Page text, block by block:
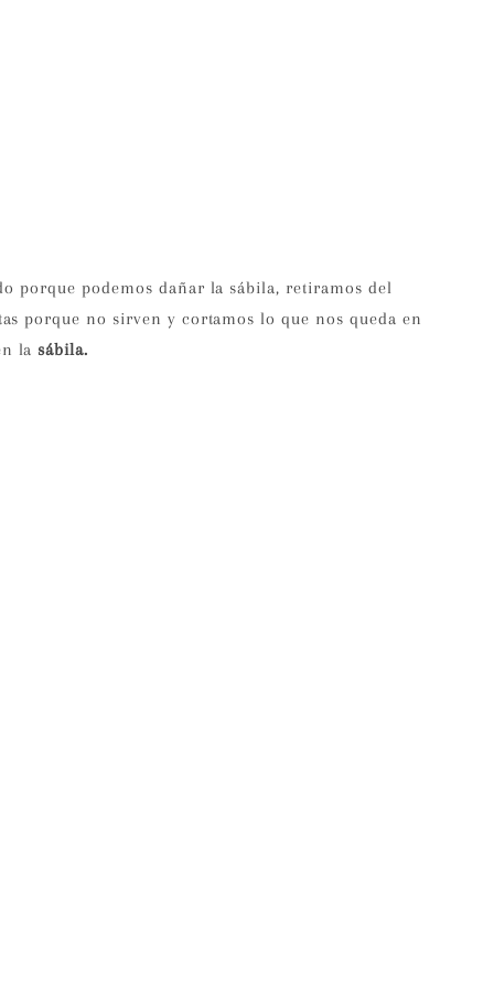
porque podemos dañar la sábila, retiramos del
porque no sirven y cortamos lo que nos queda en
la sábila.